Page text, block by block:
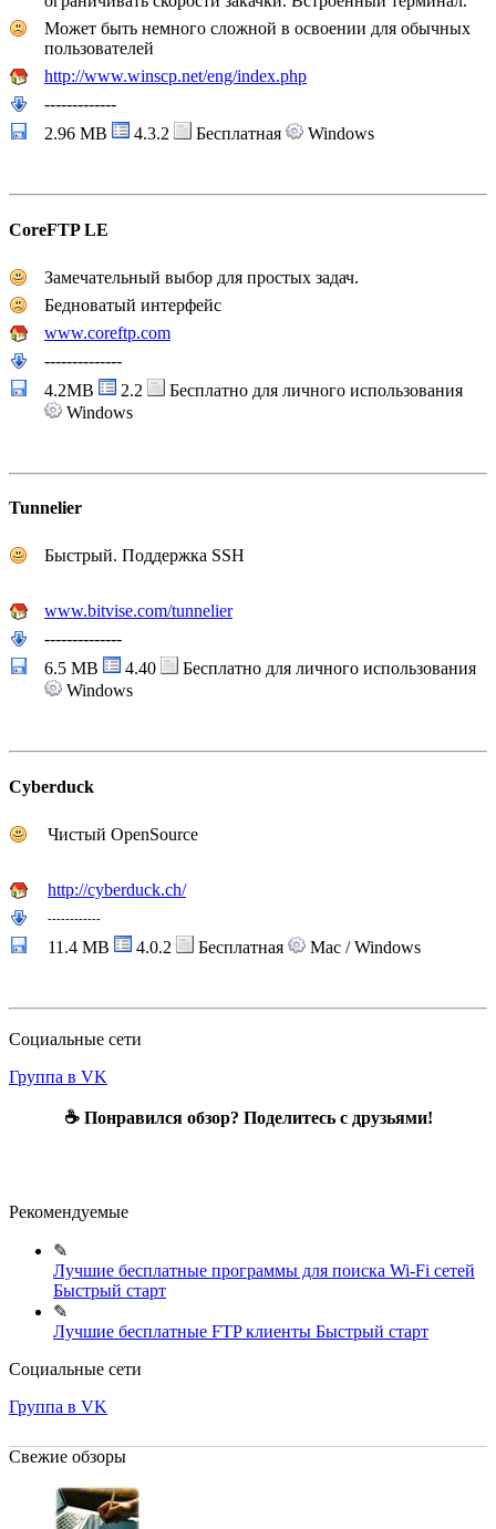
Может быть немного сложной в освоении для обычных
пользователей
http://www.winscp.net/eng/index.php
-------------
2.96 MB
4.3.2 Бесплатная Windows
CoreFTP LE
Замечательный выбор для простых задач.
Бедноватый интерфейс
www.coreftp.com
--------------
4.2MB
2.2
Бесплатно для личного использования
Windows
Tunnelier
Быстрый. Поддержка SSH
www.bitvise.com/tunnelier
--------------
6.5 MB
4.40
Бесплатно для личного использования
Windows
Cyberduck
Чистый OpenSource
http://cyberduck.ch/
------------
11.4 MB 4.0.2 Бесплатная Mac / Windows
Социальные сети
Группа в VK
☕ Понравился обзор? Поделитесь с друзьями!
Рекомендуемые
✎
Лучшие бесплатные программы для поиска Wi-Fi сетей
Быстрый старт
✎
Лучшие бесплатные FTP клиенты Быстрый старт
Социальные сети
Группа в VK
Свежие обзоры